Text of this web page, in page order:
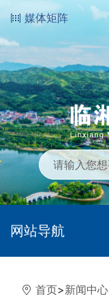
媒体矩阵
网站导航
首页>新闻中心